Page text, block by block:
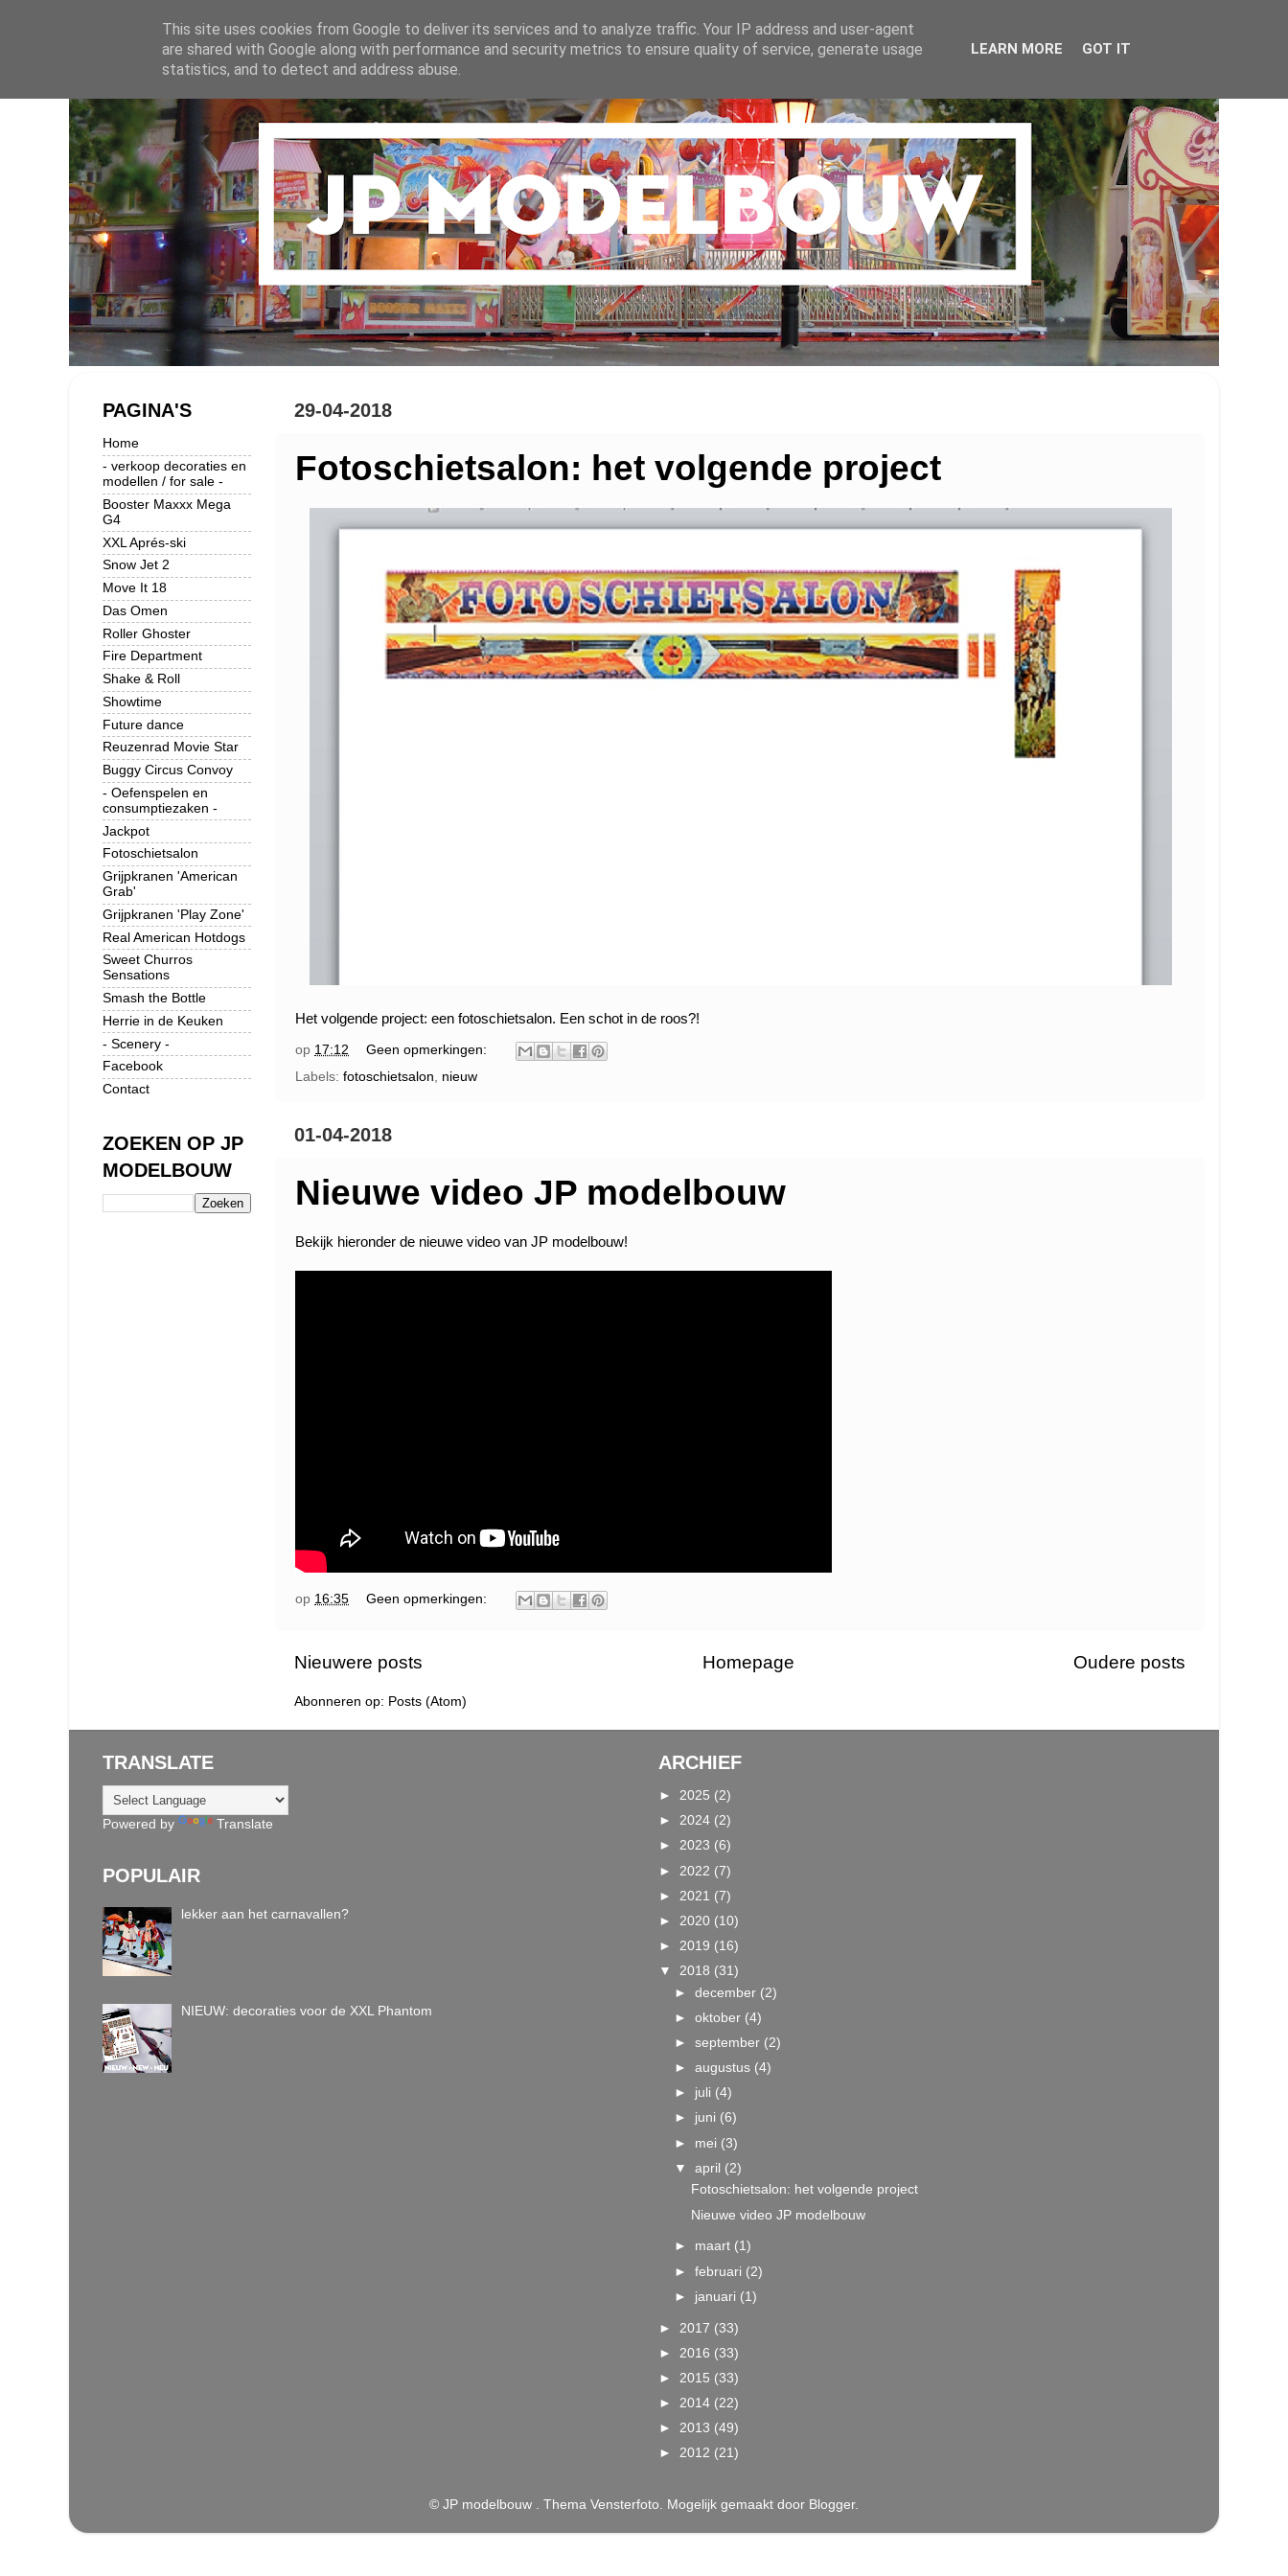
29-04-2018
Fotoschietsalon: het volgende project
Het volgende project: een fotoschietsalon. Een schot in de roos?!
op 17:12
Geen opmerkingen:
Labels: fotoschietsalon nieuw
01-04-2018
Nieuwe video JP modelbouw
Bekijk hieronder de nieuwe video van JP modelbouw!
op 16:35 Geen opmerkingen:
Nieuwere posts Oudere posts
Homepage
Abonneren op: Posts (Atom)
PAGINA'S
Home
- verkoop decoraties en
modellen / for sale -
Booster Maxxx Mega
G4
XXL Aprés-ski
Snow Jet 2
Move It 18
Das Omen
Roller Ghoster
Fire Department
Shake & Roll
Showtime
Future dance
Reuzenrad Movie Star
Buggy Circus Convoy
- Oefenspelen en
consumptiezaken -
Jackpot
Fotoschietsalon
Grijpkranen 'American
Grab'
Grijpkranen 'Play Zone'
Real American Hotdogs
Sweet Churros
Sensations
Smash the Bottle
Herrie in de Keuken
- Scenery -
Facebook
Contact
ZOEKEN OP JP
MODELBOUW
TRANSLATE
Powered by Translate
POPULAIR
lekker aan het carnavallen?
NIEUW: decoraties voor de XXL Phantom
ARCHIEF
► 2025 (2)
► 2024 (2)
► 2023 (6)
► 2022 (7)
► 2021 (7)
► 2020 (10)
► 2019 (16)
▼ 2018 (31)
►december (2)
►oktober (4)
►september (2)
►augustus (4)
► juli (4)
► juni (6)
► mei (3)
▼april (2)
Fotoschietsalon: het volgende project
Nieuwe video JP modelbouw
► maart (1)
►februari (2)
► januari (1)
► 2017 (33)
► 2016 (33)
► 2015 (33)
► 2014 (22)
► 2013 (49)
► 2012 (21)
© JP modelbouw . Thema Vensterfoto. Mogelijk gemaakt door Blogger.
This site uses cookies from Google to deliver its services and to analyze traffic. Your IP address and user-agent
are shared with Google along with performance and security metrics to ensure quality of service, generate usage
statistics, and to detect and address abuse.
LEARN MORE GOT IT